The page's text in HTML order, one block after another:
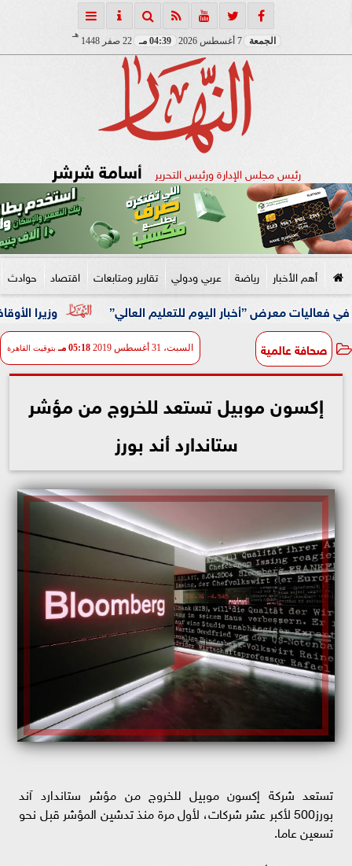
الجمعة 7 أغسطس 2026 04:39 مـ 22 صفر 1448
هـ
رئيس مجلس الإدارة ورئيس التحرير أسامة شرشر
أهم الأخبار رياضة عربي ودولي تقارير ومتابعات اقتصاد حوادث
وزيرا الأوقاف ”أخبار اليوم للتعليم العالي”
صحافة عالمية السبت، 31 أغسطس 2019 05:18 مـ بتوقيت القاهرة
إكسون موبيل تستعد للخروج من مؤشر
ستاندارد أند بورز
تستعد شركة إكسون موبيل للخروج من مؤشر ستاندارد آند
بورز500 لأكبر عشر شركات، لأول مرة منذ تدشين المؤشر قبل نحو
تسعين عاما.